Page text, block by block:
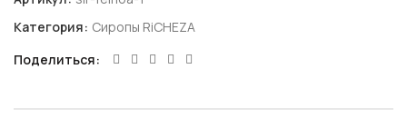
Категория: Сиропы RiCHEZA
Поделиться